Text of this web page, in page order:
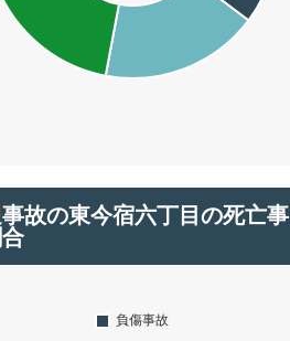
故の東今宿六丁目の死亡事